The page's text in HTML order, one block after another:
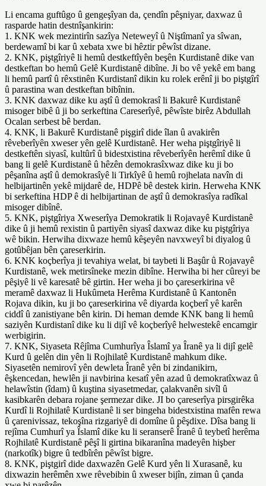
Li encama guftûgo û gengeşîyan da, çendîn pêşniyar, daxwaz û
rasparde hatin destnîşankirin:
1. KNK wek mezintirîn sazîya Neteweyî û Niştîmanî ya sîwan,
berdewamî bi kar û xebata xwe bi hêztir pêwîst dizane.
2. KNK, piştgîriyê li hemû destkeftîyên beşên Kurdistanê dike van
destkeftan bo hemû Gelê Kurdistanê dibîne. Ji bo vê yekê em bang
li hemû partî û rêxstinên Kurdistanî dikin ku rolek erênî ji bo piştgîrî
û parastina wan destkeftan bibînin.
3. KNK daxwaz dike ku aştî û demokrasî li Bakurê Kurdistanê
misoger bibê û ji bo serkeftina Careserîyê, pêwîste birêz Abdullah
Ocalan serbest bê berdan.
4. KNK, li Bakurê Kurdistanê pişgirî dide îlan û avakirên
rêveberîyên xweser yên gelê Kurdistanê. Her weha piştgîriyê li
destkeftên siyasî, kultûrî û bidestxistina rêveberîyên herêmî dike û
bang li gelê Kurdistanê û hêzên demokrasîxwaz dike ku ji bo
pêşanîna aştî û demokrasîyê li Tirkîyê û hemû rojhelata navîn di
helbijartinên yekê mijdarê de, HDPê bê destek kirin. Herweha KNK
bi serkeftina HDP ê di helbijartinan de aştî û demokrasîya radîkal
misoger dibînê.
5. KNK, piştgîriya Xweserîya Demokratik li Rojavayê Kurdistanê
dike û ji hemû rexistin û partiyên siyasî daxwaz dike ku piştgîriya
wê bikin. Herwiha dixwaze hemû kêşeyên navxweyî bi diyalog û
gotûbêjan bên çareserkirin.
6. KNK koçberîya ji tevahiya welat, bi taybeti li Başûr û Rojavayê
Kurdistanê, wek metirsîneke mezin dibîne. Herwiha bi her cûreyi be
pêşiyê li vê karesatê bê girtin. Her weha ji bo çareserkirina vê
meramê daxwaz li Hukûmeta Herêma Kurdistanê û Kantonên
Rojava dikin, ku ji bo çareserkirina vê diyarda koçberî yê karên
ciddî û zanistiyane bên kirin. Di heman demde KNK bang li hemû
saziyên Kurdistanî dike ku li dijî vê koçberîyê helwestekê encamgir
werbigirin.
7. KNK, Siyaseta Rêjîma Cumhurîya Îslamî ya Îranê ya li dijî gelê
Kurd û gelên din yên li Rojhilatê Kurdistanê mahkum dike.
Siyasetên nemirovî yên dewleta Îranê yên bi zindanikirn,
êşkencedan, hewlên ji navbirina kesatî yên azad û demokratîxwaz û
helawîstin (îdam) û kuştina siyasetmedar, çalakvanên sivîl û
kasibkarên debara rojane şermezar dike. JI bo çareserîya pirsgirêka
Kurdî li Rojhilatê Kurdistanê li ser bingeha bidestxistina mafên rewa
û çarenivissaz, tekoşîna rizgariyê di domîne û pêşdixe. Dîsa bang li
rejîma Cumhurî ya Îslamî dike ku li seranserê Îranê û teybetî herêma
Rojhilatê Kurdistanê pêşî li girtina bikaranîna madeyên hişber
(narkotîk) bigre û tedbîrên pêwîst bigre.
8. KNK, piştgirî dide daxwazên Gelê Kurd yên li Xurasanê, ku
dixwazin herêmên xwe rêvebibin û xweser bijîn, ziman û çanda